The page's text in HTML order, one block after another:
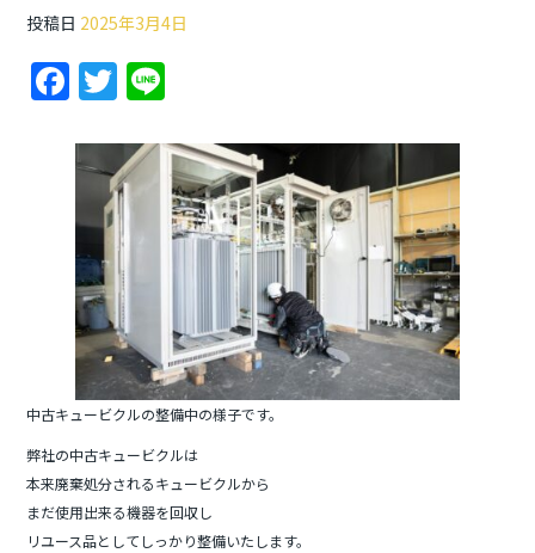
投稿日 2025年3月4日
F
a
c
e
b
o
o
k
T
w
itt
er
e
中古キュービクルの整備中の様子です。
弊社の中古キュービクルは
本来廃棄処分されるキュービクルから
まだ使用出来る機器を回収し
リユース品としてしっかり整備いたします。